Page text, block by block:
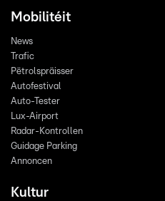
Mobilitéit
News
Trafic
Pëtrolspräisser
Autofestival
Auto-Tester
Lux-Airport
Radar-Kontrollen
Guidage Parking
Annoncen
Kultur